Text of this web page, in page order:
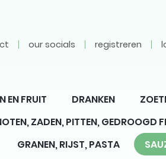
our socials registreren
EN FRUIT DRANKEN
ZADEN, PITTEN, GEDROOGD
GRANEN, RIJST, PASTA